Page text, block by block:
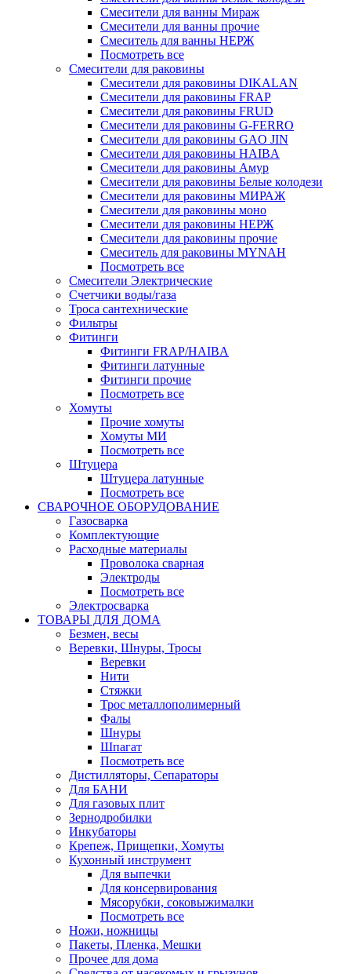
Смесители для ванны Мираж
Смесители для ванны прочие
Смеситель для ванны НЕРЖ
Посмотреть все
Смесители для раковины
Смесители для раковины DIKALAN
Смесители для раковины FRAP
Смесители для раковины FRUD
Смесители для раковины G-FERRO
Смесители для раковины GAO JIN
Смесители для раковины HAIBA
Смесители для раковины Амур
Смесители для раковины Белые колодези
Смесители для раковины МИРАЖ
Смесители для раковины моно
Смесители для раковины НЕРЖ
Смесители для раковины прочие
Смеситель для раковины MYNAH
Посмотреть все
Смесители Электрические
Счетчики воды/газа
Троса сантехнические
Фильтры
Фитинги
Фитинги FRAP/HAIBA
Фитинги латунные
Фитинги прочие
Посмотреть все
Хомуты
Прочие хомуты
Хомуты МИ
Посмотреть все
Штуцера
Штуцера латунные
Посмотреть все
СВАРОЧНОЕ ОБОРУДОВАНИЕ
Газосварка
Комплектующие
Расходные материалы
Проволока сварная
Электроды
Посмотреть все
Электросварка
ТОВАРЫ ДЛЯ ДОМА
Безмен, весы
Веревки, Шнуры, Тросы
Веревки
Нити
Стяжки
Трос металлополимерный
Фалы
Шнуры
Шпагат
Посмотреть все
Дистилляторы, Сепараторы
Для БАНИ
Для газовых плит
Зернодробилки
Инкубаторы
Крепеж, Прищепки, Хомуты
Кухонный инструмент
Для выпечки
Для консервирования
Мясорубки, соковыжималки
Посмотреть все
Ножи, ножницы
Пакеты, Пленка, Мешки
Прочее для дома